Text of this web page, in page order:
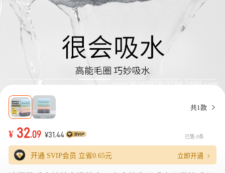
共1款
¥ 32.09 ¥31.44 已售:0条
开通 SVIP会员 立省0.65元 立即开通